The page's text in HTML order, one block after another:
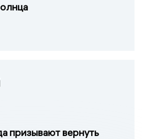
призывают вернуть